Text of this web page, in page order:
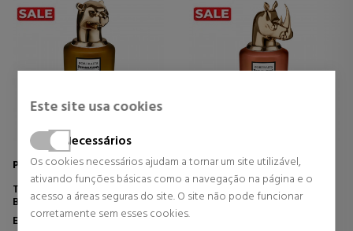
Este site usa cookies
Necessários
Os cookies necessários ajudam a tornar um site utilizável,
ativando funções básicas como a navegação na página e o
acesso a áreas seguras do site. O site não pode funcionar
corretamente sem esses cookies.
PENHALIGON'S
THE REVENGE OF LADY
BLANCHE
Eau de Parfum
PENHALIGON'S
TERRIBLE TEDDY
Eau de Parfum